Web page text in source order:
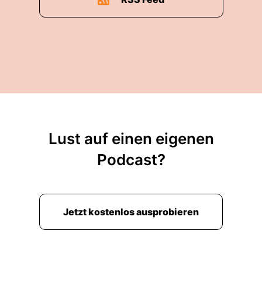
Lust auf einen eigenen
Podcast?
Jetzt kostenlos ausprobieren